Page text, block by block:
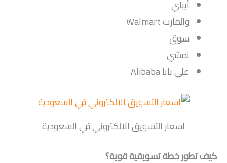
أيباي
والمارت Walmart
سوق
نمشي
علي بابا Alibaba.
اسعار التسويق الالكتروني في السعودية
كيف تطور خطة تسويقية قوية؟